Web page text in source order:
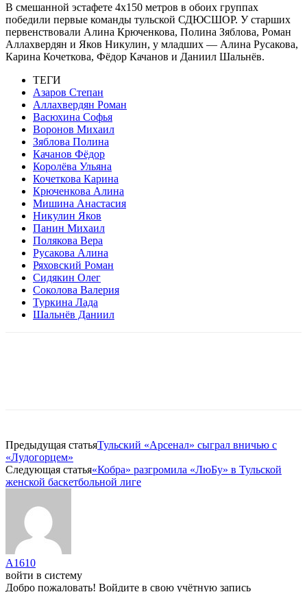
В смешанной эстафете 4х150 метров в обоих группах
победили первые команды тульской СДЮСШОР. У старших
первенствовали Алина Крюченкова, Полина Зяблова, Роман
Аллахвердян и Яков Никулин, у младших — Алина Русакова,
Карина Кочеткова, Фёдор Качанов и Даниил Шальнёв.
ТЕГИ
Азаров Степан
Аллахвердян Роман
Васюхина Софья
Воронов Михаил
Зяблова Полина
Качанов Фёдор
Королёва Ульяна
Кочеткова Карина
Крюченкова Алина
Мишина Анастасия
Никулин Яков
Панин Михаил
Полякова Вера
Русакова Алина
Ряховский Роман
Сидякин Олег
Соколова Валерия
Туркина Лада
Шальнёв Даниил
Предыдущая статьяТульский «Арсенал» сыграл вничью с
«Лудогорцем»
Следующая статья«Кобра» разгромила «ЛюБу» в Тульской
женской баскетбольной лиге
A1610
войти в систему
Добро пожаловать! Войдите в свою учётную запись